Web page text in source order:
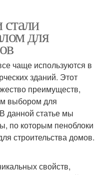
для
чаще используются в
зданий. Этот
преимуществ,
выбором для
данной статье мы
по которым пеноблоки
строительства домов.
свойств,